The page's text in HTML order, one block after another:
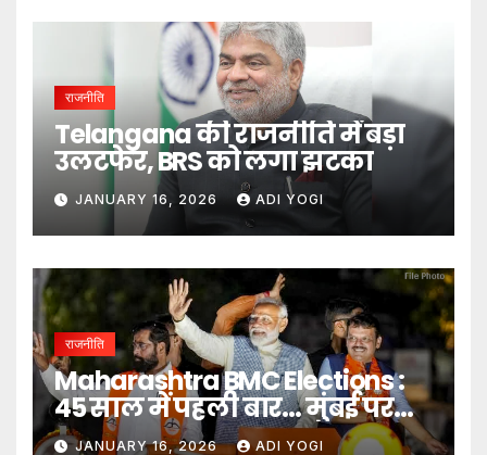
राजनीति
Telangana की राजनीति में बड़ा
उलटफेर, BRS को लगा झटका
JANUARY 16, 2026 ADI YOGI
राजनीति
Maharashtra BMC Elections :
45 साल में पहली बार… मुंबई पर
बादशाहत
JANUARY 16, 2026 ADI YOGI